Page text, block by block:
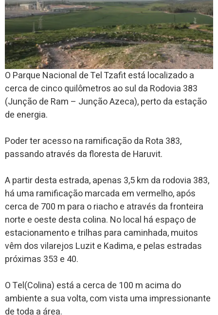
O Parque Nacional de Tel Tzafit está localizado a
cerca de cinco quilômetros ao sul da Rodovia 383
(Junção de Ram – Junção Azeca), perto da estação
de energia.
Poder ter acesso na ramificação da Rota 383,
passando através da floresta de Haruvit.
A partir desta estrada, apenas 3,5 km da rodovia 383,
há uma ramificação marcada em vermelho, após
cerca de 700 m para o riacho e através da fronteira
norte e oeste desta colina. No local há espaço de
estacionamento e trilhas para caminhada, muitos
vêm dos vilarejos Luzit e Kadima, e pelas estradas
próximas 353 e 40.
O Tel(Colina) está a cerca de 100 m acima do
ambiente a sua volta, com vista uma impressionante
de toda a área.